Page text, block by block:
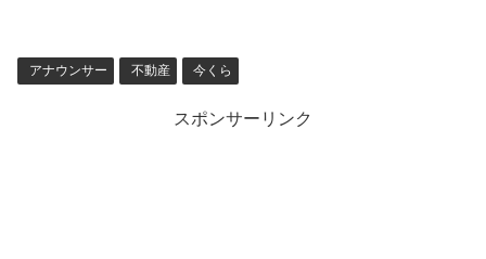
アナウンサー 不動産 今くら
スポンサーリンク